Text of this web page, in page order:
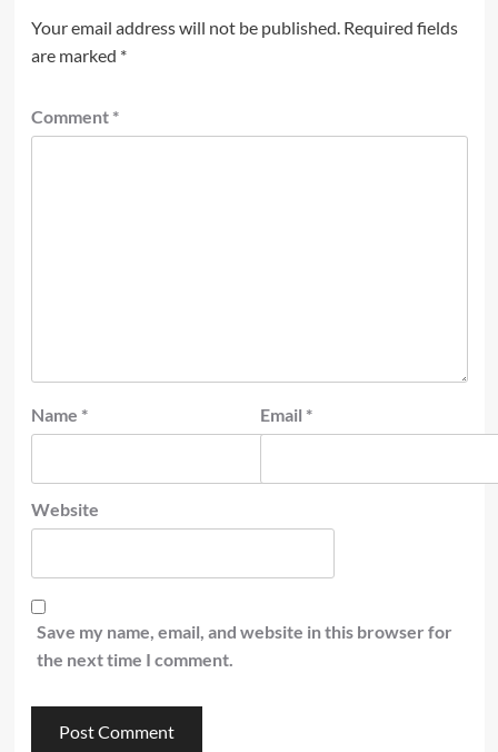
Your email address will not be published. Required fields
are marked *
Comment *
Name * Email *
Website
Save my name, email, and website in this browser for
the next time I comment.